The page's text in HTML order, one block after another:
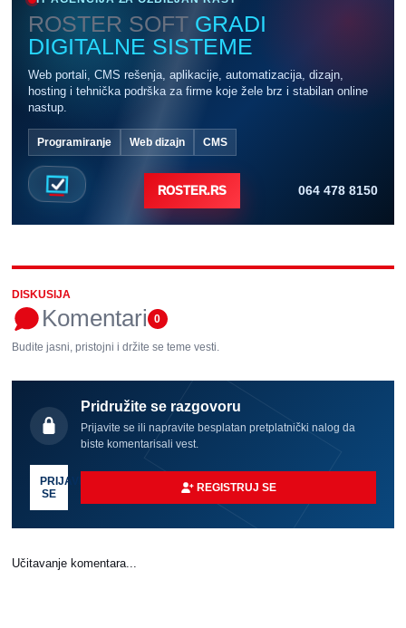
ROSTER SOFT GRADI
DIGITALNE SISTEME
Web portali, CMS rešenja, aplikacije, automatizacija, dizajn,
hosting i tehnička podrška za firme koje žele brz i stabilan online
nastup.
Programiranje Web dizajn CMS
ROSTER.RS 064 478 8150
DISKUSIJA
Komentari 0
Budite jasni, pristojni i držite se teme vesti.
Pridružite se razgovoru
Prijavite se ili napravite besplatan pretplatnički nalog da
biste komentarisali vest.
PRIJAVI
SE
REGISTRUJ SE
Učitavanje komentara...